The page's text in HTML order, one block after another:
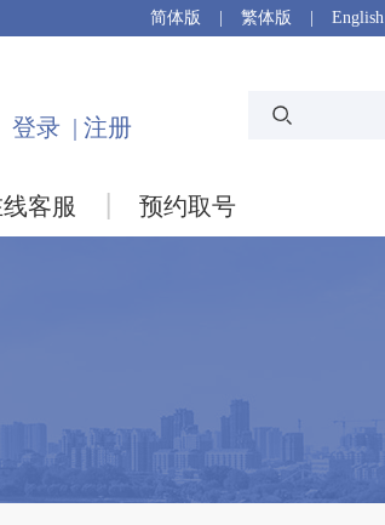
简体版 繁体版 English
客服 预约取号